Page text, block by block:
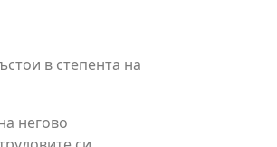
в степента на
негово